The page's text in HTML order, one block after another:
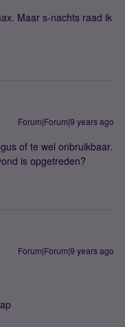
Maar s-nachts raad ik
Forum|Forum|9 years ago
of te wel onbruikbaar.
is opgetreden?
Forum|Forum|9 years ago